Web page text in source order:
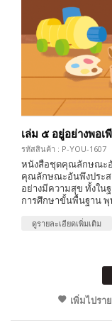
เล่ม ๕ อยู่อย่างพอ
รหัสสินค้า : P-YOU-1607
หนังสือชุดคุณลักษณะอั
คุณลักษณะอันพึงประส
อย่างมีความสุข ทั้งใน
การศึกษาขั้นพื้นฐาน
ดูรายละเอียดเพิ่มเติม
เพิ่มไปรา